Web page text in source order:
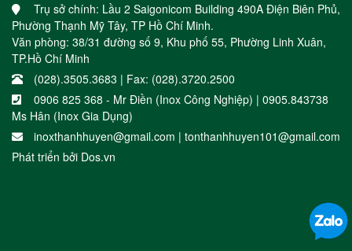
Trụ sở chính: Lầu 2 Saigonicom Building 490A Điện Biên Phủ,
Phường Thạnh Mỹ Tây, TP Hồ Chí Minh.
Văn phòng: 38/31 đường số 9, Khu phố 55, Phường Linh Xuân,
TP.Hồ Chí Minh
(028).3505.3683 | Fax: (028).3720.2500
0906 825 368 - Mr Điền (Inox Công Nghiệp) | 0905.843738
Ms Hân (Inox Gia Dụng)
inoxthanhhuyen@gmail.com | tonthanhhuyen101@gmail.com
Phát triển bởi Dos.vn